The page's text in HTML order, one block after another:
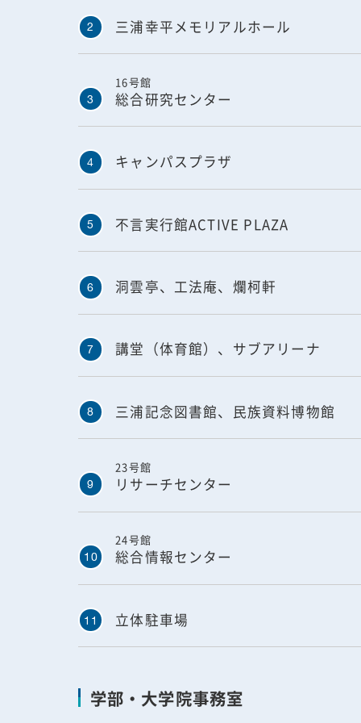
2 三浦幸平メモリアルホール
16号館
3 総合研究センター
4 キャンパスプラザ
5 不言実行館ACTIVE PLAZA
6 洞雲亭、工法庵、爛柯軒
7 講堂（体育館）、サブアリーナ
8 三浦記念図書館、民族資料博物館
23号館
9 リサーチセンター
24号館
10 総合情報センター
11 立体駐車場
学部・大学院事務室